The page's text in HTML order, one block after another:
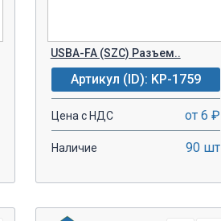
USBA-FA (SZC) Разъем..
Артикул (ID): KP-1759
Цена с НДС от 6 ₽
Наличие 90 шт